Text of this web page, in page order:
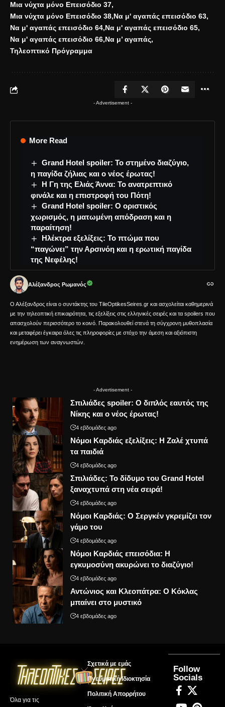
Μια νύχτα μόνο Επεισόδιο 37
Μια νύχτα μόνο Επεισόδιο 38 Να μ' αγαπάς επεισόδιο 63
Να μ' αγαπάς επεισόδιο 64 Να μ' αγαπάς επεισόδιο 65
Να μ' αγαπάς επεισόδιο 66 Να μ’ αγαπάς
Τηλεοπτικό Πρόγραμμα
- Advertisement -
More Read
Grand Hotel spoiler: Το στημένο διαζύγιο,
η παγίδα ζήλιας και ο νέος έρωτας!
Η Γη της Ελιάς Άννα: Το ανατρεπτικό
φινάλε και η επιστροφή του Πότη!
Grand Hotel spoiler: Ο οριστικός
χωρισμός, η ματωμένη απόδραση και η
παραίτηση!
Ηλέκτρα εξελίξεις: Το πτώμα που
“παγώνει” την Αρσινόη και η ερωτική παγίδα
της Νεφέλης!
Αλέξανδρος Ρωμανός
Ο Αλέξανδρος είναι ο συντάκτης του TileOptikesSeires.gr και ασχολείται καθημερινά
με την τηλεοπτική επικαιρότητα, τις εξελίξεις στις ελληνικές σειρές και τα spoilers που
απασχολούν περισσότερο το κοινό. Παρακολουθεί στενά τη σύγχρονη μυθοπλασία
και μεταφέρει έγκαιρα όλες τις πληροφορίες με στόχο την άμεση και αξιόπιστη
ενημέρωση των αναγνωστών.
- Advertisement -
Σπιλιάδες spoiler: Ο διπλός εαυτός της
Νίκης και ο νέος έρωτας!
4 εβδομάδες ago
Νόμοι Καρδιάς εξελίξεις: Η Ζαλέ χτυπά
τα παιδιά
4 εβδομάδες ago
Σπιλιάδες: Το δίδυμο του Grand Hotel
ξαναχτυπά στη νέα σειρά!
4 εβδομάδες ago
Νόμοι Καρδιάς: Ο Σεργκέν γκρεμίζει τον
γάμο του
4 εβδομάδες ago
Νόμοι Καρδιάς επεισόδια: Η
εγκυμοσύνη ακυρώνει το διαζύγιο!
4 εβδομάδες ago
Αντώνιος και Κλεοπάτρα: Ο Κόκλας
μπαίνει στο μυστικό
4 εβδομάδες ago
Όλα για τις
Σχετικά με εμάς
Πνευματική Ιδιοκτησία
Πολιτική Απορρήτου
Follow
Socials